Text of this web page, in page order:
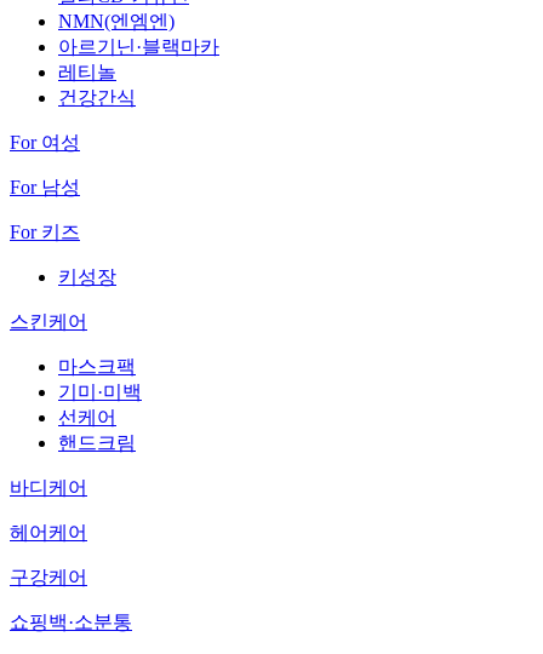
NMN(엔엠엔)
아르기닌·블랙마카
레티놀
건강간식
For 여성
For 남성
For 키즈
키성장
스킨케어
마스크팩
기미·미백
선케어
핸드크림
바디케어
헤어케어
구강케어
쇼핑백·소분통